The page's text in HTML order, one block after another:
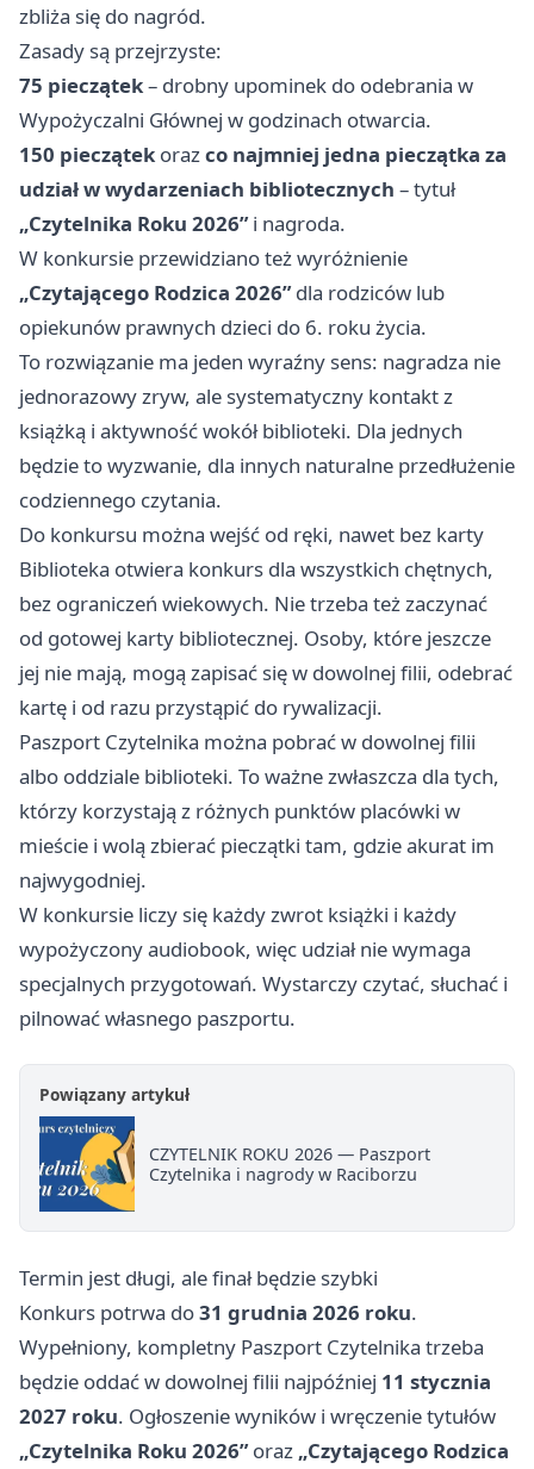
zbliża się do nagród.
Zasady są przejrzyste:
75 pieczątek– drobny upominek do odebrania w
Wypożyczalni Głównej w godzinach otwarcia.
150 pieczątek orazco najmniej jedna pieczątka za
udział w wydarzeniach bibliotecznych – tytuł
„Czytelnika Roku 2026”i nagroda.
W konkursie przewidziano też wyróżnienie
„Czytającego Rodzica 2026”dla rodziców lub
opiekunów prawnych dzieci do 6. roku życia.
To rozwiązanie ma jeden wyraźny sens: nagradza nie
jednorazowy zryw, ale systematyczny kontakt z
książką i aktywność wokół biblioteki. Dla jednych
będzie to wyzwanie, dla innych naturalne przedłużenie
codziennego czytania.
Do konkursu można wejść od ręki, nawet bez karty
Biblioteka otwiera konkurs dla wszystkich chętnych,
bez ograniczeń wiekowych. Nie trzeba też zaczynać
od gotowej karty bibliotecznej. Osoby, które jeszcze
jej nie mają, mogą zapisać się w dowolnej filii, odebrać
kartę i od razu przystąpić do rywalizacji.
Paszport Czytelnika można pobrać w dowolnej filii
albo oddziale biblioteki. To ważne zwłaszcza dla tych,
którzy korzystają z różnych punktów placówki w
mieście i wolą zbierać pieczątki tam, gdzie akurat im
najwygodniej.
W konkursie liczy się każdy zwrot książki i każdy
wypożyczony audiobook, więc udział nie wymaga
specjalnych przygotowań. Wystarczy czytać, słuchać i
pilnować własnego paszportu.
Powiązany artykuł
CZYTELNIK ROKU 2026 — Paszport
Czytelnika i nagrody w Raciborzu
Termin jest długi, ale finał będzie szybki
Konkurs potrwa do31 grudnia 2026 roku.
Wypełniony, kompletny Paszport Czytelnika trzeba
będzie oddać w dowolnej filii najpóźniej 11 stycznia
2027 roku. Ogłoszenie wyników i wręczenie tytułów
„Czytelnika Roku 2026”oraz „Czytającego Rodzica